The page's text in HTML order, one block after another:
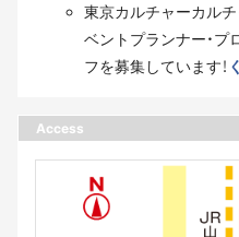
東京カルチャーカル
ベントプランナー・プ
フを募集しています！
Access